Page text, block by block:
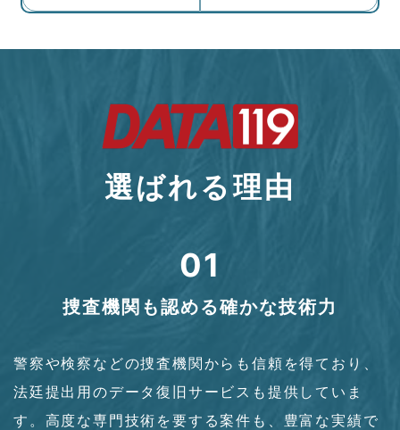
選ばれる理由
01
捜査機関も認める確かな技術力
警察や検察などの捜査機関からも信頼を得ており、
法廷提出用のデータ復旧サービスも提供していま
す。高度な専門技術を要する案件も、豊富な実績で